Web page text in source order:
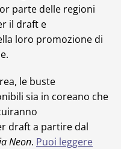
parte delle regioni
il draft e
loro promozione di
le buste
sia in coreano che
draft a partire dal
Neon. Puoi leggere